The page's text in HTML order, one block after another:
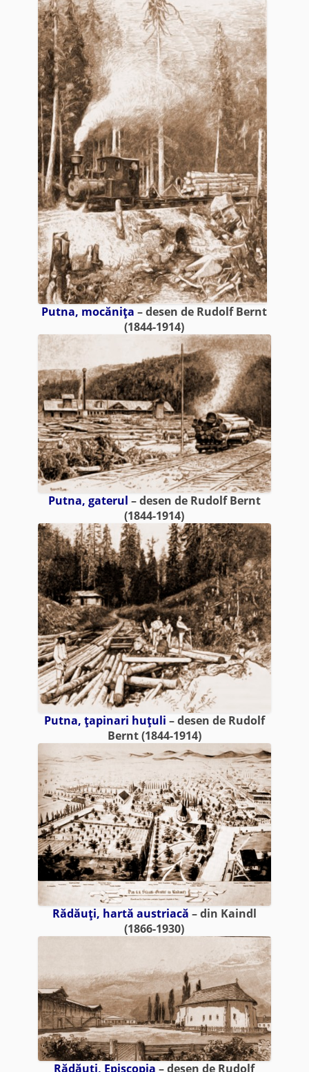
Putna, mocăniţa – desen de Rudolf Bernt
(1844-1914)
Putna, gaterul – desen de Rudolf Bernt
(1844-1914)
Putna, ţapinari huţuli – desen de Rudolf
Bernt (1844-1914)
Rădăuţi, hartă austriacă – din Kaindl
(1866-1930)
Rădăuţi, Episcopia – desen de Rudolf